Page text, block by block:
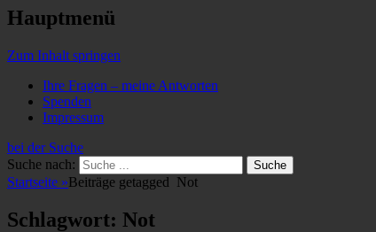
Hauptmenü
Zum Inhalt springen
Ihre Fragen – meine Antworten
Spenden
Impressum
bei der Suche
Suche nach:
Startseite »Beiträge getagged Not
Schlagwort: Not